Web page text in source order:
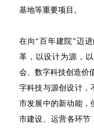
基地等重要项目。
在向“百年建院”迈
革，以设计为源，
会、数字科技创造价
字科技与源创设计，
市发展中的新动能，
市建设、运营各环节